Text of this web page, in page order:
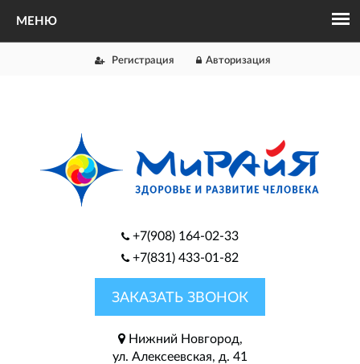
Регистрация Авторизация
+7(908) 164-02-33
+7(831) 433-01-82
ЗАКАЗАТЬ ЗВОНОК
Нижний Новгород,
ул. Алексеевская, д. 41